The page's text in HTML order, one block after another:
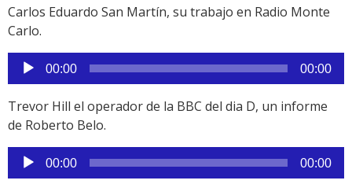
Link
Carlos Eduardo San Martín, su trabajo en Radio Monte
Carlo.
Reproductor
de
audio
00:00 00:00
Trevor Hill el operador de la BBC del dia D, un informe
de Roberto Belo.
Reproductor
de
00:00 00:00